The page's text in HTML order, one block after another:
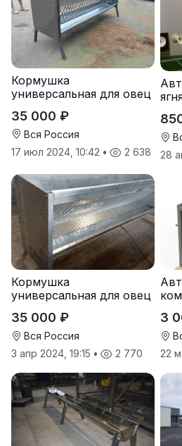
Кормушка
универсальная для овец
35 000 ₽
Вся Россия
17 июл 2024, 10:42 • 2 638
28
Кормушка
универсальная для овец
35 000 ₽
Вся Россия
3 апр 2024, 19:15 • 2 770
3
22